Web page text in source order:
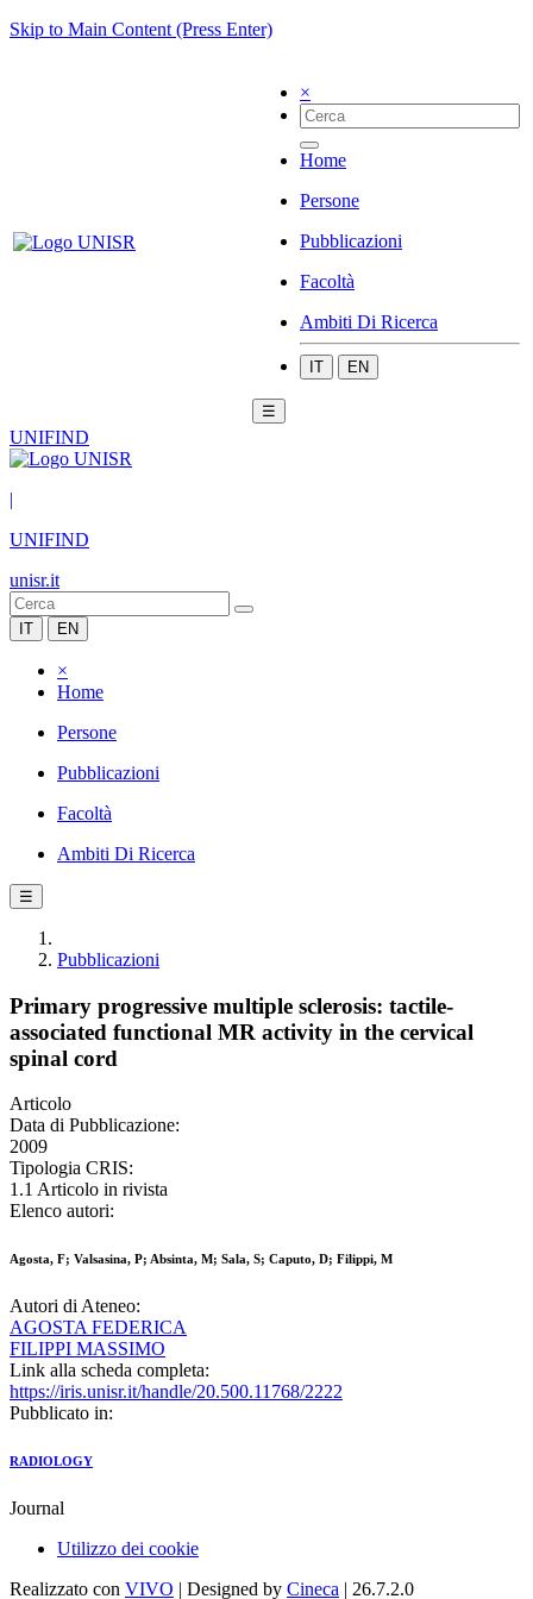
Skip to Main Content (Press Enter)
×
Home
Persone
Pubblicazioni
Facoltà
Ambiti Di Ricerca
IT EN
☰
UNIFIND
|
UNIFIND
unisr.it
IT EN
×
Home
Persone
Pubblicazioni
Facoltà
Ambiti Di Ricerca
☰
Pubblicazioni
Primary progressive multiple sclerosis: tactile-
associated functional MR activity in the cervical
spinal cord
Articolo
Data di Pubblicazione:
2009
Tipologia CRIS:
1.1 Articolo in rivista
Elenco autori:
Agosta, F; Valsasina, P; Absinta, M; Sala, S; Caputo, D; Filippi, M
Autori di Ateneo:
AGOSTA FEDERICA
FILIPPI MASSIMO
Link alla scheda completa:
https://iris.unisr.it/handle/20.500.11768/2222
Pubblicato in:
RADIOLOGY
Journal
Utilizzo dei cookie
Realizzato con VIVO | Designed by Cineca | 26.7.2.0